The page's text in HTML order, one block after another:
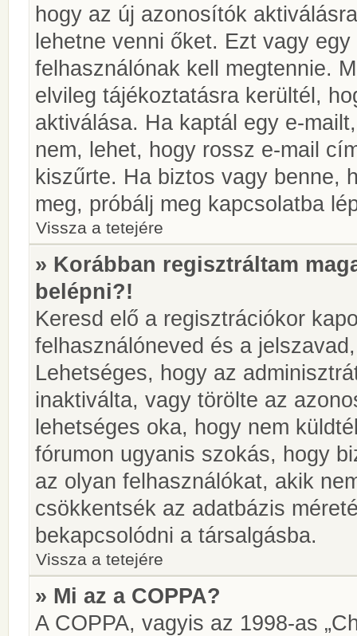
hogy az új azonosítók
lehetne venni őket. Ezt vagy
felhasználónak kell megtennie.
elvileg tájékoztatásra kerültél,
aktiválása. Ha kaptál egy e-
nem, lehet, hogy rossz e-mail
kiszűrte. Ha biztos vagy benne,
meg, próbálj meg kapcsolatba
Vissza a tetejére
» Korábban regisztráltam
belépni?!
Keresd elő a regisztrációkor
felhasználóneved és a
Lehetséges, hogy az
inaktiválta, vagy törölte az
lehetséges oka, hogy nem
fórumon ugyanis szokás, hogy
az olyan felhasználókat, akik
csökkentsék az adatbázis
bekapcsolódni a társalgásba.
Vissza a tetejére
» Mi az a COPPA?
A COPPA, vagyis az 1998-as